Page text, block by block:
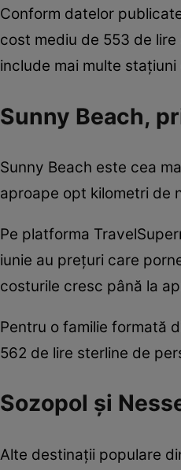
Conform datelor
cost mediu de 553 de
include mai multe
Sunny Beach,
Sunny Beach este cea
aproape opt kilometri de
Pe platforma
iunie au prețuri care
costurile cresc până la
Pentru o familie formată
562 de lire sterline de
Sozopol și
Alte destinații populare